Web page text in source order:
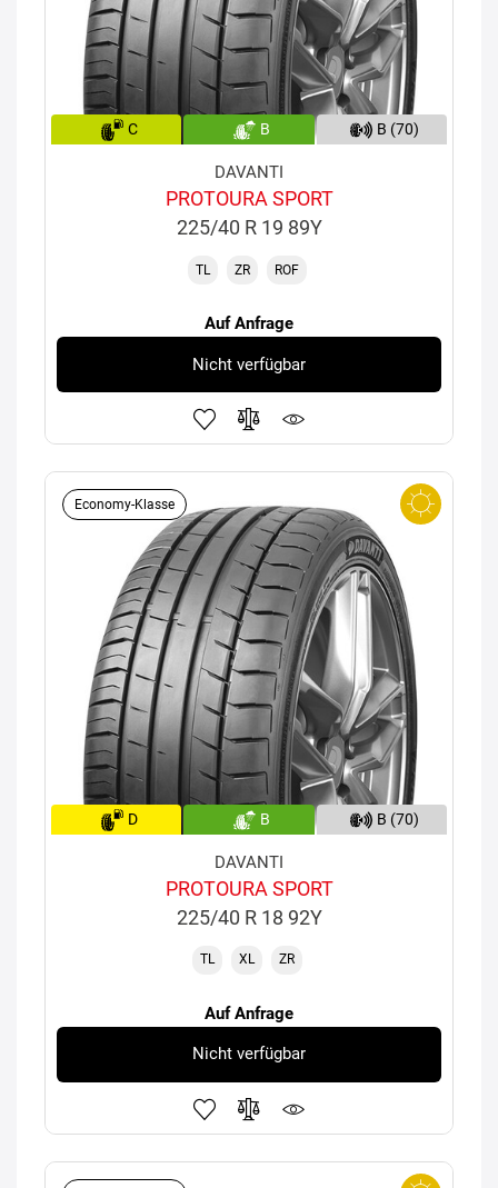
C B B (70)
DAVANTI
PROTOURA SPORT
225/40 R 19 89Y
TL ZR ROF
Auf Anfrage
Nicht verfügbar
Economy-Klasse
D B B (70)
DAVANTI
PROTOURA SPORT
225/40 R 18 92Y
TL XL ZR
Auf Anfrage
Nicht verfügbar